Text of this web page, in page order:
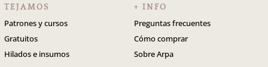
TEJAMOS
Patrones y cursos
Gratuitos
Hilados e insumos
+ INFO
Preguntas frecuentes
Cómo comprar
Sobre Arpa